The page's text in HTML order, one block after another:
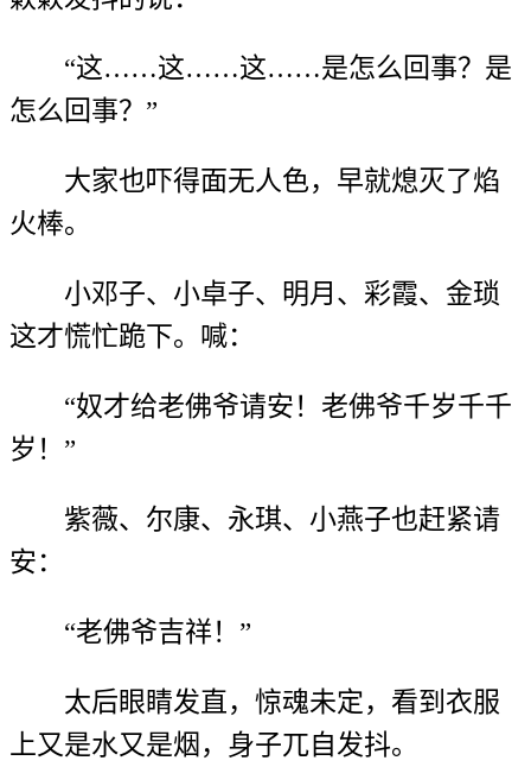
“这……这……这……是怎么回事？是
怎么回事？”
大家也吓得面无人色，早就熄灭了焰
火棒。
小邓子、小卓子、明月、彩霞、金琐
这才慌忙跪下。喊：
“奴才给老佛爷请安！老佛爷千岁千千
岁！”
紫薇、尔康、永琪、小燕子也赶紧请
安：
“老佛爷吉祥！”
太后眼睛发直，惊魂未定，看到衣服
上又是水又是烟，身子兀自发抖。